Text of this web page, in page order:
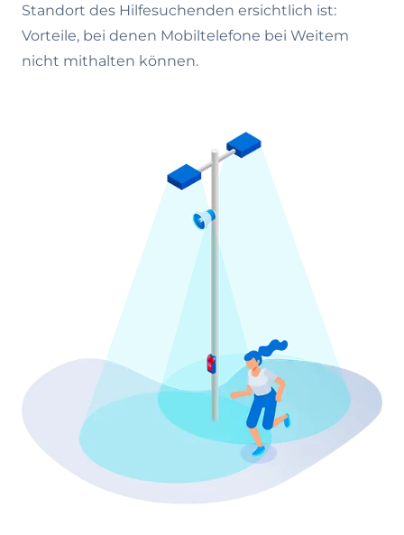
Standort des Hilfesuchenden ersichtlich ist:
Vorteile, bei denen Mobiltelefone bei Weitem
nicht mithalten können.